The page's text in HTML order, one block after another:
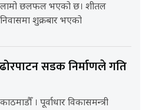
लामो छलफल भएको छ। शीतल
निवासमा शुक्रबार भएको
सडक निर्माणले गति
काठमाडौँ । पूर्वाधार विकासमन्त्री